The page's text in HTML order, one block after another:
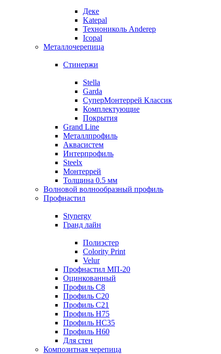
Деке
Katepal
Технониколь Anderep
Icopal
Металлочерепица
Стинержи
Stella
Garda
СуперМонтеррей Классик
Комплектующие
Покрытия
Grand Line
Металлпрофиль
Аквасистем
Интерпрофиль
Steelx
Монтеррей
Толщина 0.5 мм
Волновой волнообразный профиль
Профнастил
Stynergy
Гранд лайн
Полиэстер
Colority Print
Velur
Профнастил МП-20
Оцинкованный
Профиль С8
Профиль С20
Профиль С21
Профиль Н75
Профиль НС35
Профиль Н60
Для стен
Композитная черепица